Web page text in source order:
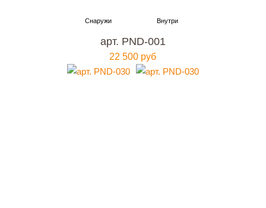
арт. PND-001
22 500 руб